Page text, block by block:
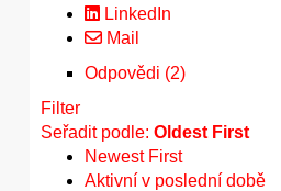
LinkedIn
Mail
Odpovědi (2)
Filter
Seřadit podle: Oldest First
Newest First
Aktivní v poslední době